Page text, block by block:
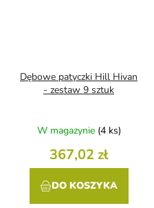
Dębowe patyczki Hill Hivan
- zestaw 9 sztuk
W magazynie (4 ks)
367,02 zł
DO KOSZYKA